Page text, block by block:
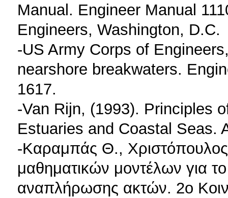
Manual. Engineer Manual
Engineers, Washington, D.C.
-US Army Corps of
nearshore breakwaters.
1617.
-Van Rijn, (1993). Principles
Estuaries and Coastal Seas.
-Καραμπάς Θ.,
μαθηματικών μοντέλων για
αναπλήρωσης ακτών. 2ο